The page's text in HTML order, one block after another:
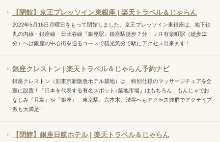
【閉館】京王プレッソイン東銀座 | 楽天トラベル＆じゃらん
2022年5月16日月曜日をもって閉館しました。京王プレッソイン東銀座は、地下鉄
丸の内線・銀座線・日比谷線『銀座駅』銀座駅徒歩７分！ＪＲ有楽町駅（徒歩12
分）へは銀座の中心街を通るコースで観光気分で駅にアクセス出来ます！
銀座クレストン | 楽天トラベル＆じゃらん予約ナビ
銀座クレストン（旧東京新阪急ホテル築地）は、特別仕様のマッサージチェアを全
室に設置！『日本を代表する有名スポット♪築地市場』はもちろん、もんじゃでお
なじみ『月島』や『銀座』、東京駅、六本木、渋谷へもアクセス抜群でアクテイブ
派も大満足！
【閉館】銀座日航ホテル | 楽天トラベル＆じゃらん